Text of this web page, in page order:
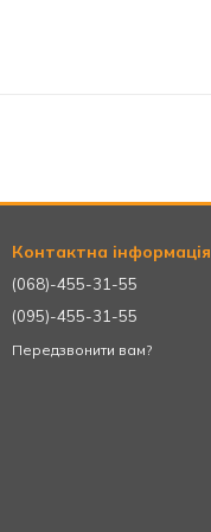
Контактна інформація
(068)-455-31-55
(095)-455-31-55
Передзвонити вам?